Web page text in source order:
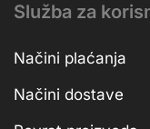
Služba za
Načini plaćanja
Načini dostave